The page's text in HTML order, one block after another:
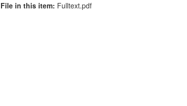
File in this item: Fulltext.pdf